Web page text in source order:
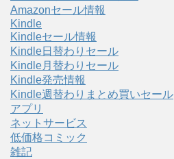
Amazonセール情報
Kindle
Kindleセール情報
Kindle日替わりセール
Kindle月替わりセール
Kindle発売情報
Kindle週替わりまとめ買いセール
アプリ
ネットサービス
低価格コミック
雑記